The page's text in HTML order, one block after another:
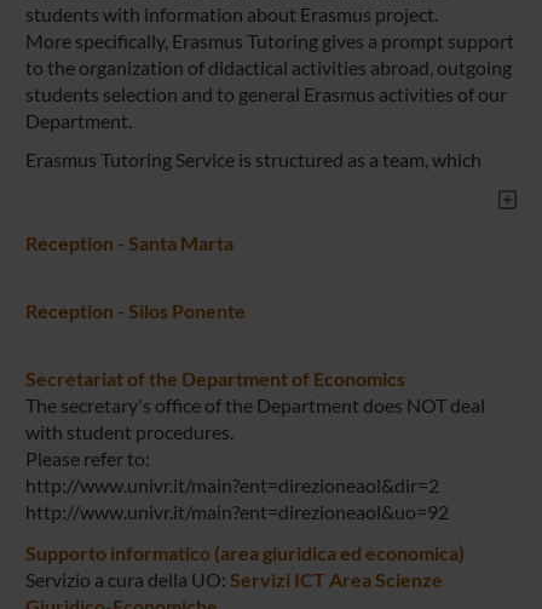
students with information about Erasmus project.
More specifically, Erasmus Tutoring gives a prompt support
to the organization of didactical activities abroad, outgoing
students selection and to general Erasmus activities of our
Department.
Erasmus Tutoring Service is structured as a team, which
Reception - Santa Marta
Reception - Silos Ponente
Secretariat of the Department of Economics
The secretary's office of the Department does NOT deal
with student procedures.
Please refer to:
http://www.univr.it/main?ent=direzioneaol&dir=2
http://www.univr.it/main?ent=direzioneaol&uo=92
Supporto informatico (area giuridica ed economica)
Servizio a cura della UO: Servizi ICT Area Scienze